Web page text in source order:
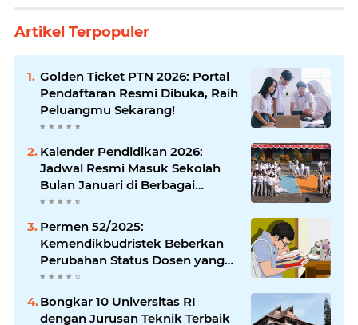
Artikel Terpopuler
Golden Ticket PTN 2026: Portal
Pendaftaran Resmi Dibuka, Raih
Peluangmu Sekarang!
Kalender Pendidikan 2026:
Jadwal Resmi Masuk Sekolah
Bulan Januari di Berbagai
Daerah
Permen 52/2025:
Kemendikbudristek Beberkan
Perubahan Status Dosen yang
Krusial
Bongkar 10 Universitas RI
dengan Jurusan Teknik Terbaik